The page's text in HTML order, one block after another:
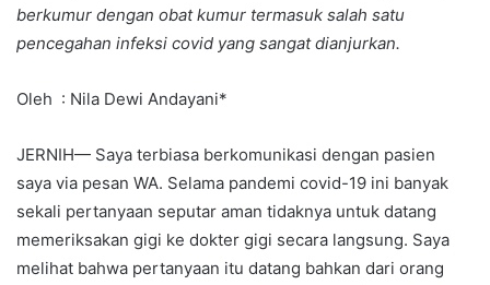
berkumur dengan obat kumur termasuk salah satu
pencegahan infeksi covid yang sangat dianjurkan.
Oleh : Nila Dewi Andayani*
JERNIH— Saya terbiasa berkomunikasi dengan pasien
saya via pesan WA. Selama pandemi covid-19 ini banyak
sekali pertanyaan seputar aman tidaknya untuk datang
memeriksakan gigi ke dokter gigi secara langsung. Saya
melihat bahwa pertanyaan itu datang bahkan dari orang